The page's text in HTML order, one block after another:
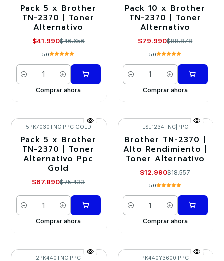
-10%
Pack 5 x Brother
TN-2370 | Toner
Alternativo
$41.990$46.656
5.0
Cantidad
Comprar ahora
-10%
Pack 10 x Brother
TN-2370 | Toner
Alternativo
$79.990$88.878
5.0
Cantidad
Comprar ahora
-10%
5PK7030TNC| PPC GOLD
Pack 5 x Brother
TN-2370 | Toner
Alternativo Ppc
Gold
$67.890$75.433
Cantidad
Comprar ahora
-30%
LSJ1234TNC| PPC
Brother TN-2370 |
Alto Rendimiento |
Toner Alternativo
$12.990$18.557
5.0
Cantidad
Comprar ahora
2PK440TNC PPC PK440Y3600 PPC